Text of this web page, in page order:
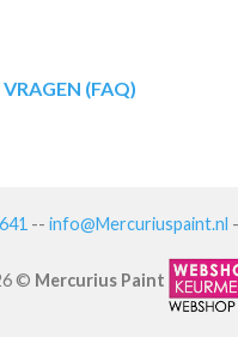
(FAQ)
-- info@Mercuriuspaint.nl
© Mercurius Paint